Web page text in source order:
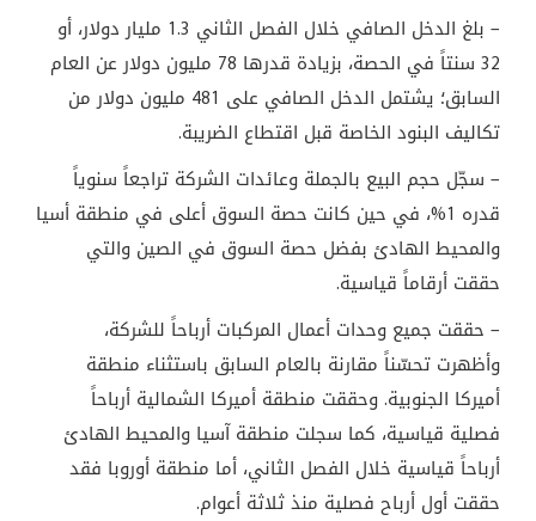
– بلغ الدخل الصافي خلال الفصل الثاني 1.3 مليار دولار، أو
32 سنتاً في الحصة، بزيادة قدرها 78 مليون دولار عن العام
السابق؛ يشتمل الدخل الصافي على 481 مليون دولار من
تكاليف البنود الخاصة قبل اقتطاع الضريبة.
– سجّل حجم البيع بالجملة وعائدات الشركة تراجعاً سنوياً
قدره 1%، في حين كانت حصة السوق أعلى في منطقة أسيا
والمحيط الهادئ بفضل حصة السوق في الصين والتي
حققت أرقاماً قياسية.
– حققت جميع وحدات أعمال المركبات أرباحاً للشركة،
وأظهرت تحسّناً مقارنة بالعام السابق باستثناء منطقة
أميركا الجنوبية. وحققت منطقة أميركا الشمالية أرباحاً
فصلية قياسية، كما سجلت منطقة آسيا والمحيط الهادئ
أرباحاً قياسية خلال الفصل الثاني، أما منطقة أوروبا فقد
حققت أول أرباح فصلية منذ ثلاثة أعوام.